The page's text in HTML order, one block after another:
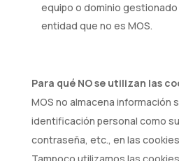
equipo o dominio
entidad que no es MOS.
Para qué NO se utilizan las
MOS no almacena información
identificación personal como
contraseña, etc., en las